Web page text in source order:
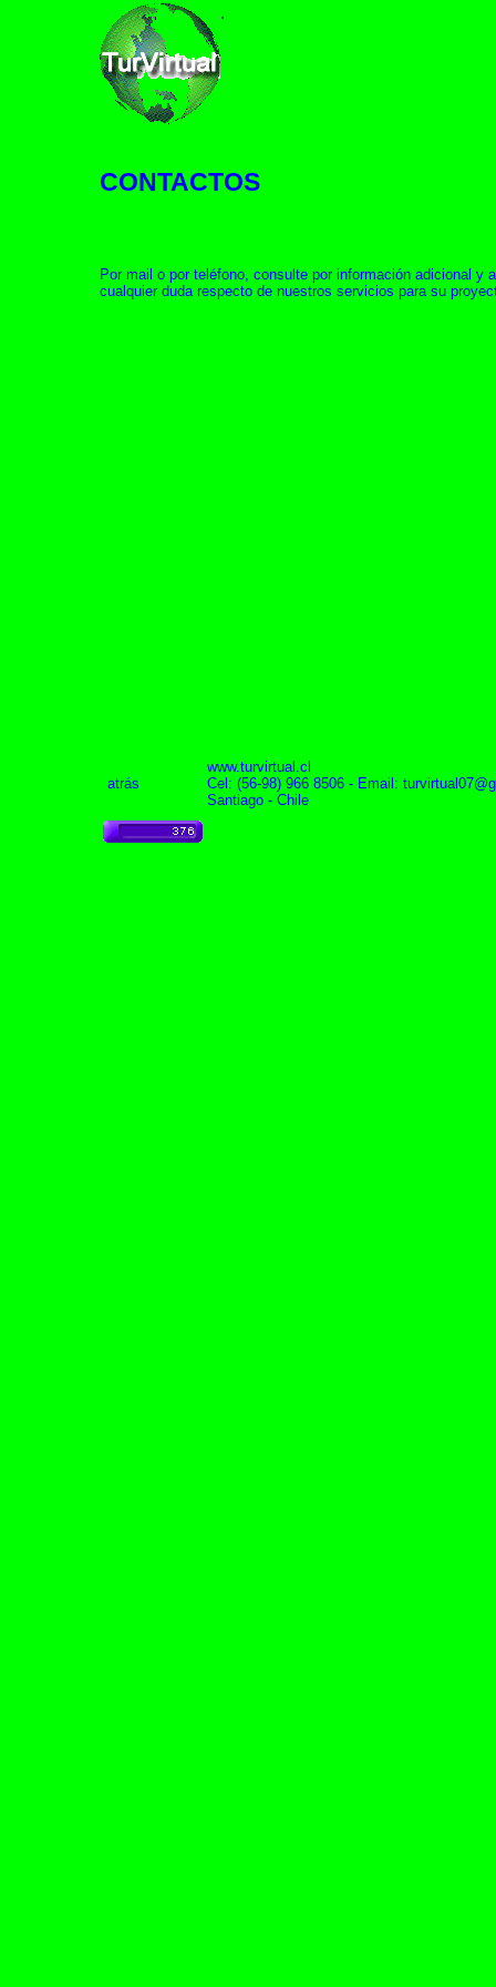
.
CONTACTOS
Por mail o por teléfono, consulte por información adicional y
cualquier duda respecto de nuestros servicios para su
atrás
www.turvirtual.cl
Cel: (56-98) 966 8506 - Email:
Santiago - Chile